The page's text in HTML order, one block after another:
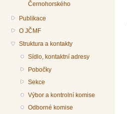
Černohorského
Publikace
O JČMF
Struktura a kontakty
Sídlo, kontaktní adresy
Pobočky
Sekce
Výbor a kontrolní komise
Odborné komise